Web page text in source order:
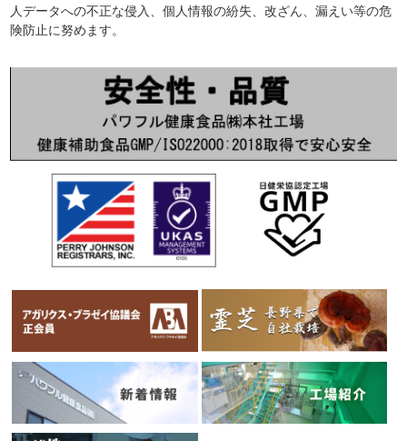
人データへの不正な侵入、個人情報の紛失、改ざん、漏えい等の危
険防止に努めます。